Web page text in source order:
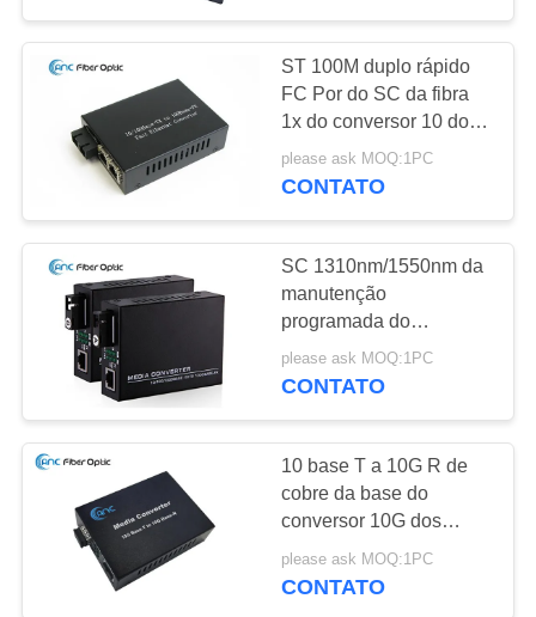
EXCURSÃO
FÁBRICA
CONTROLE
DA
QUALIDADE
CONTACTE-
NOS
NOTÍCIA
CASOS
Cabo de fibra óptica
Patch
69
Adaptadores de
Fibra Óptica
51
Conectores do cabo
ST 100M duplo rápido
FC Por do SC da fibra
1x do conversor 10 dos
meios dos ethernet da
fibra ao RJ45
please ask MOQ:1PC
CONTATO
SC 1310nm/1550nm da
manutenção
programada do
conversor de 10 100
porto 1000M do único
please ask MOQ:1PC
CONTATO
10 base T a 10G R de
cobre da base do
conversor 10G dos
meios da fibra ótica do
gigabit
please ask MOQ:1PC
CONTATO